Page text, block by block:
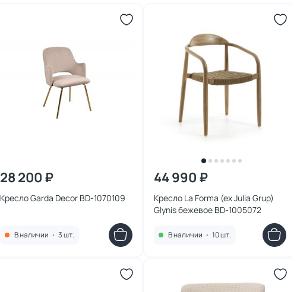
28 200 ₽
Кресло Garda Decor BD-1070109
В наличии • 3 шт.
44 990 ₽
Кресло La Forma (ex Julia Grup)
Glynis бежевое BD-1005072
В наличии • 10 шт.